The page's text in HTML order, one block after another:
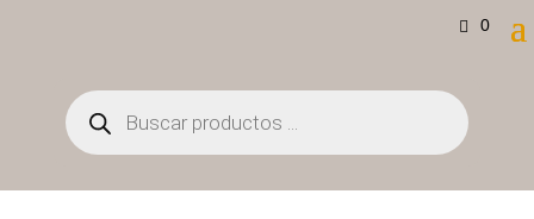
0
Búsqueda
de
productos